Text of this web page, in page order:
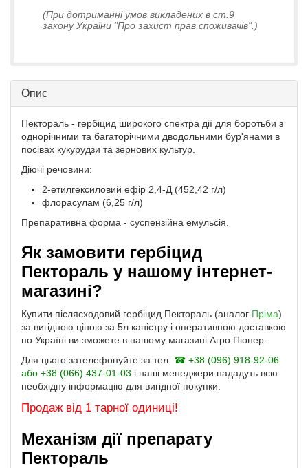
(При дотриманні умов викладених в ст.9
закону України "Про захист прав споживачів".)
Опис
Пектораль - гербіцид широкого спектра дії для боротьби з
однорічними та багаторічними дводольними бур'янами в
посівах кукурудзи та зернових культур.
Діючі речовини:
2-етилгексиловий ефір 2,4-Д (452,42 г/л)
флорасулам (6,25 г/л)
Препаративна форма - суспензійна емульсія.
Як замовити гербіцид
Пектораль у нашому інтернет-
магазині?
Купити післясходовий гербіцид Пектораль (аналог Пріма)
за вигідною ціною за 5л каністру і оперативною доставкою
по Україні ви зможете в нашому магазині Агро Піонер.
Для цього зателефонуйте за тел. ☎ +38 (096) 918-92-06
або +38 (066) 437-01-03 і наші менеджери нададуть всю
необхідну інформацію для вигідної покупки.
Продаж від 1 тарної одиниці!
Механізм дії препарату
Пектораль